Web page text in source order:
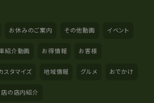
お休みのご案内 その他動画 イベント
紹介動画 お得情報 お客様
スタマイズ 地域情報 グルメ おでかけ
店の店内紹介